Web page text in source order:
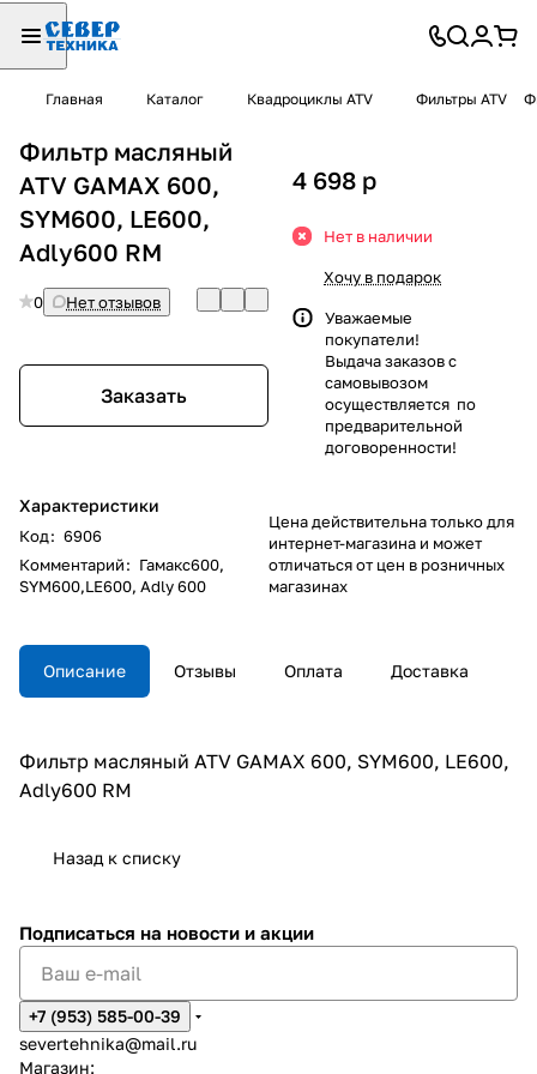
Главная Каталог Квадроциклы ATV Фильтры ATV
Фильтр масляный
ATV GAMAX 600,
SYM600, LE600,
Adly600 RM
0 Нет отзывов
Заказать
Характеристики
Код: 6906
Комментарий: Гамакс600,
SYM600,LE600, Adly 600
4 698 p
Нет в наличии
Хочу в подарок
Уважаемые
покупатели!
Выдача заказов с
самовывозом
осуществляется по
предварительной
договоренности!
Цена действительна только для
интернет-магазина и может
отличаться от цен в розничных
магазинах
Описание Отзывы Оплата Доставка
Фильтр масляный ATV GAMAX 600, SYM600, LE600,
Adly600 RM
Назад к списку
Подписаться на новости и акции
+7 (953) 585-00-39
severtehnika@mail.ru
Магазин: